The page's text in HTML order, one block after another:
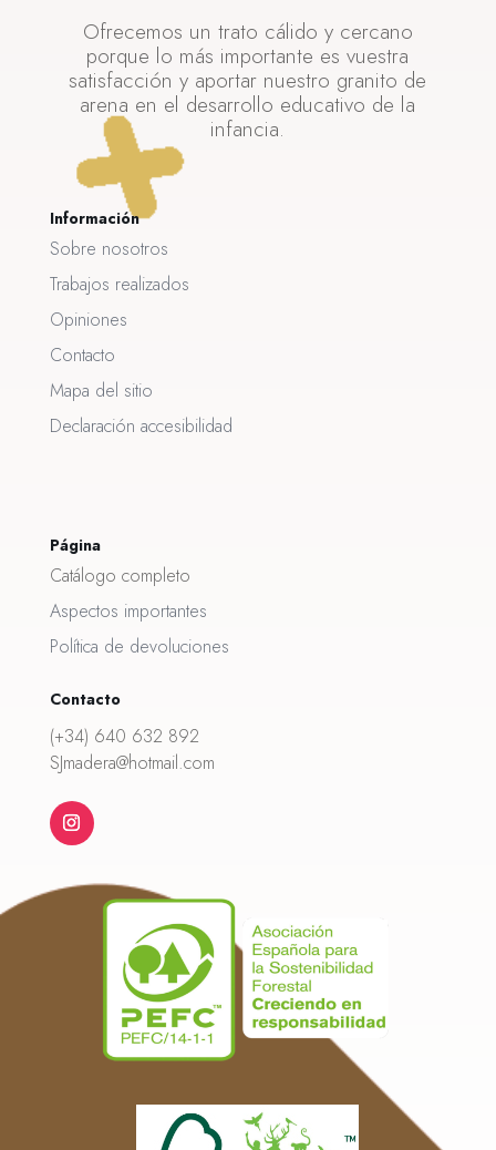
Ofrecemos un trato cálido y cercano
porque lo más importante es vuestra
satisfacción y aportar nuestro granito de
arena en el desarrollo educativo de la
infancia.
Información
Sobre nosotros
Trabajos realizados
Opiniones
Contacto
Mapa del sitio
Declaración accesibilidad
Página
Catálogo completo
Aspectos importantes
Política de devoluciones
Contacto
(+34) 640 632 892
SJmadera@hotmail.com